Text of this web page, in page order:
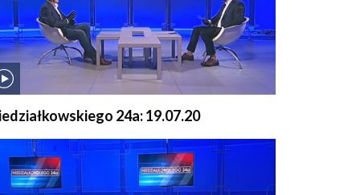
24a: 19.07.20